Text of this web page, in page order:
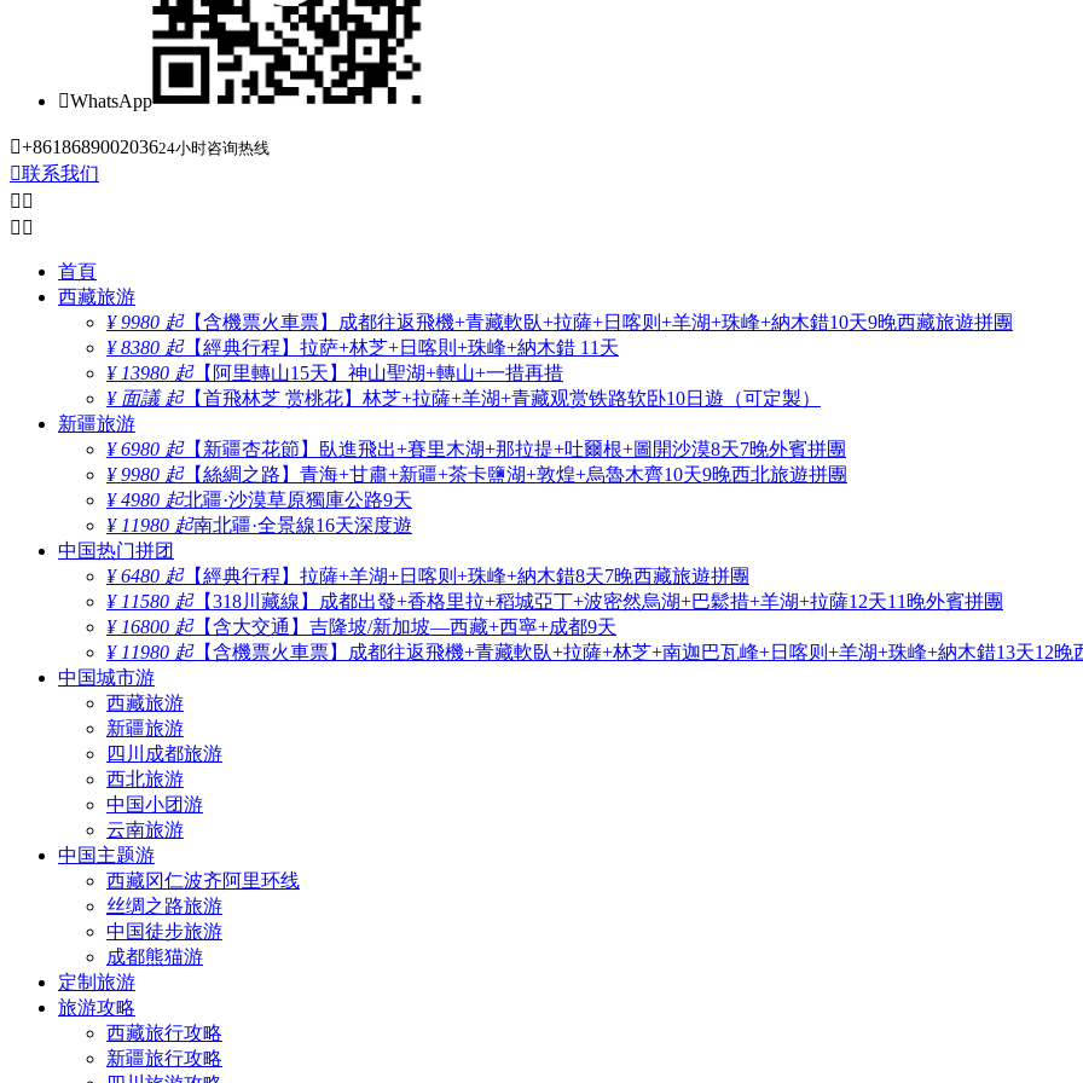
WhatsApp
+861868900203624小时咨询热线
联系我们
 
 
首頁
西藏旅游
¥ 9980 起【含機票火車票】成都往返飛機+青藏軟臥+拉薩+日喀则+羊湖+珠峰+納木錯10天9晚西藏旅遊拼團
¥ 8380 起【經典行程】拉萨+林芝+日喀則+珠峰+納木錯 11天
¥ 13980 起【阿里轉山15天】神山聖湖+轉山+一措再措
¥ 面議 起【首飛林芝 赏桃花】林芝+拉薩+羊湖+青藏观赏铁路软卧10日遊（可定製）
新疆旅游
¥ 6980 起【新疆杏花節】臥進飛出+賽里木湖+那拉提+吐爾根+圖開沙漠8天7晚外賓拼團
¥ 9980 起【絲綢之路】青海+甘肅+新疆+茶卡鹽湖+敦煌+烏魯木齊10天9晚西北旅遊拼團
¥ 4980 起北疆·沙漠草原獨庫公路9天
¥ 11980 起南北疆·全景線16天深度遊
中国热门拼团
¥ 6480 起【經典行程】拉薩+羊湖+日喀则+珠峰+納木錯8天7晚西藏旅遊拼團
¥ 11580 起【318川藏線】成都出發+香格里拉+稻城亞丁+波密然烏湖+巴鬆措+羊湖+拉薩12天11晚外賓拼團
¥ 16800 起【含大交通】吉隆坡/新加坡—西藏+西寧+成都9天
¥ 11980 起【含機票火車票】成都往返飛機+青藏軟臥+拉薩+林芝+南迦巴瓦峰+日喀则+羊湖+珠峰+納木錯13天12晚
中国城市游
西藏旅游
新疆旅游
四川成都旅游
西北旅游
中国小团游
云南旅游
中国主题游
西藏冈仁波齐阿里环线
丝绸之路旅游
中国徒步旅游
成都熊猫游
定制旅游
旅游攻略
西藏旅行攻略
新疆旅行攻略